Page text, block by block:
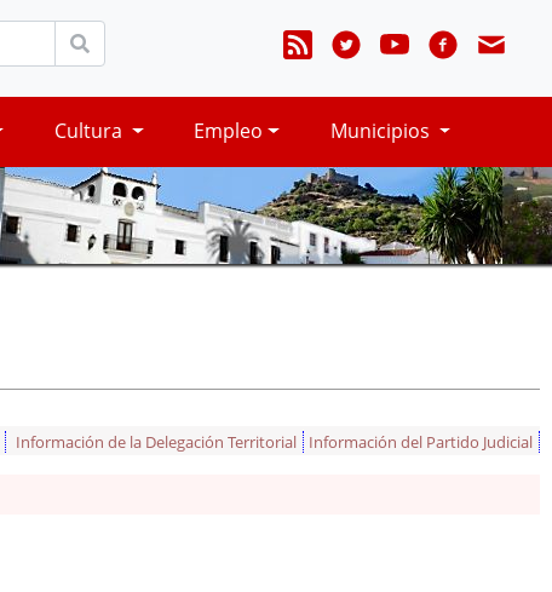
Cultura Empleo Municipios
Información de la Delegación Territorial Información del Partido Judicial